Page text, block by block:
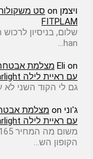
ויצמן on
FITPLAM
han…
Eli on
עם ראיית לילה Starlight
גם לי הקוד השני לא
ג'וני on
עם ראיית לילה Starlight
הקופון הש…